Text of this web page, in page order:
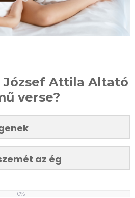
József Attila Altató
verse?
az ég
0%